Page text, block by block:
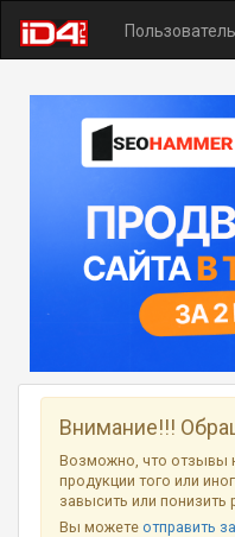
Внимание!!!
Возможно, что отзывы
продукции того или
завысить или понизить
Вы можетеотправить